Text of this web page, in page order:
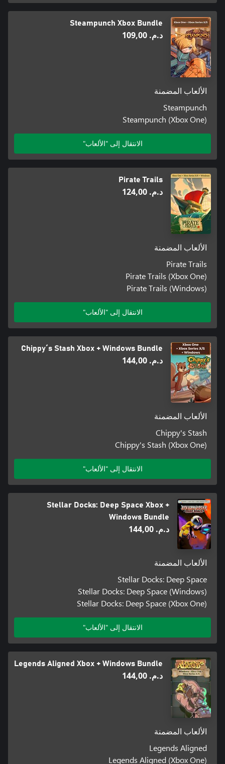
Steampunch Xbox Bundle
د.م.‏ 109,00
الألعاب المضمنة
Steampunch
Steampunch (Xbox One)
الانتقال إلى "الألعاب"
Pirate Trails
د.م.‏ 124,00
الألعاب المضمنة
Pirate Trails
Pirate Trails (Xbox One)
Pirate Trails (Windows)
الانتقال إلى "الألعاب"
Chippy´s Stash Xbox + Windows Bundle
د.م.‏ 144,00
الألعاب المضمنة
Chippy's Stash
Chippy's Stash (Xbox One)
الانتقال إلى "الألعاب"
Stellar Docks: Deep Space Xbox +
Windows Bundle
د.م.‏ 144,00
الألعاب المضمنة
Stellar Docks: Deep Space
Stellar Docks: Deep Space (Windows)
Stellar Docks: Deep Space (Xbox One)
الانتقال إلى "الألعاب"
Legends Aligned Xbox + Windows Bundle
د.م.‏ 144,00
الألعاب المضمنة
Legends Aligned
Legends Aligned (Xbox One)